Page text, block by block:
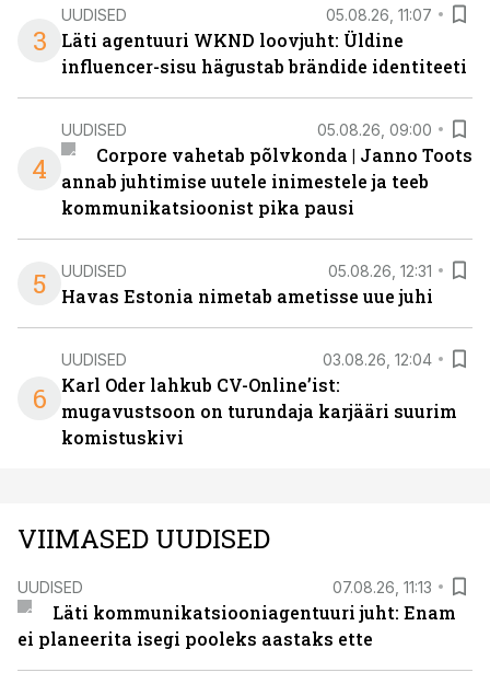
3
UUDISED 05.08.26, 11:07
Läti agentuuri WKND loovjuht: Üldine
influencer-sisu hägustab brändide identiteeti
4
UUDISED 05.08.26, 09:00
Corpore vahetab põlvkonda | Janno Toots
annab juhtimise uutele inimestele ja teeb
kommunikatsioonist pika pausi
5 UUDISED 05.08.26, 12:31
Havas Estonia nimetab ametisse uue juhi
6
UUDISED 03.08.26, 12:04
Karl Oder lahkub CV-Online’ist:
mugavustsoon on turundaja karjääri suurim
komistuskivi
VIIMASED UUDISED
UUDISED 07.08.26, 11:13
Läti kommunikatsiooniagentuuri juht: Enam
ei planeerita isegi pooleks aastaks ette